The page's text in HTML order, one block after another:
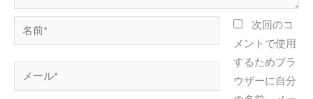
前
*
ー
次回のコ
メントで使用
するためブラ
ウザーに自分